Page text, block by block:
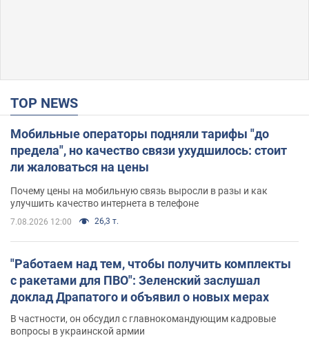
TOP NEWS
Мобильные операторы подняли тарифы "до
предела", но качество связи ухудшилось: стоит
ли жаловаться на цены
Почему цены на мобильную связь выросли в разы и как
улучшить качество интернета в телефоне
7.08.2026 12:00 26,3 т.
"Работаем над тем, чтобы получить комплекты
с ракетами для ПВО": Зеленский заслушал
доклад Драпатого и объявил о новых мерах
В частности, он обсудил с главнокомандующим кадровые
вопросы в украинской армии